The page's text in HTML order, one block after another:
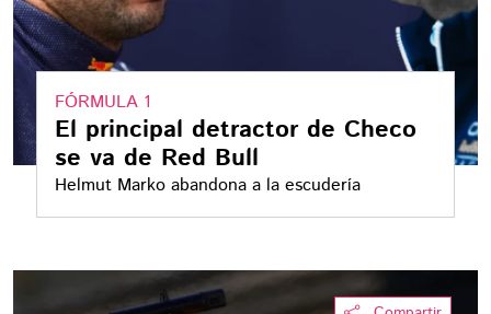
FÓRMULA 1
El principal detractor de Checo
se va de Red Bull
Helmut Marko abandona a la escudería